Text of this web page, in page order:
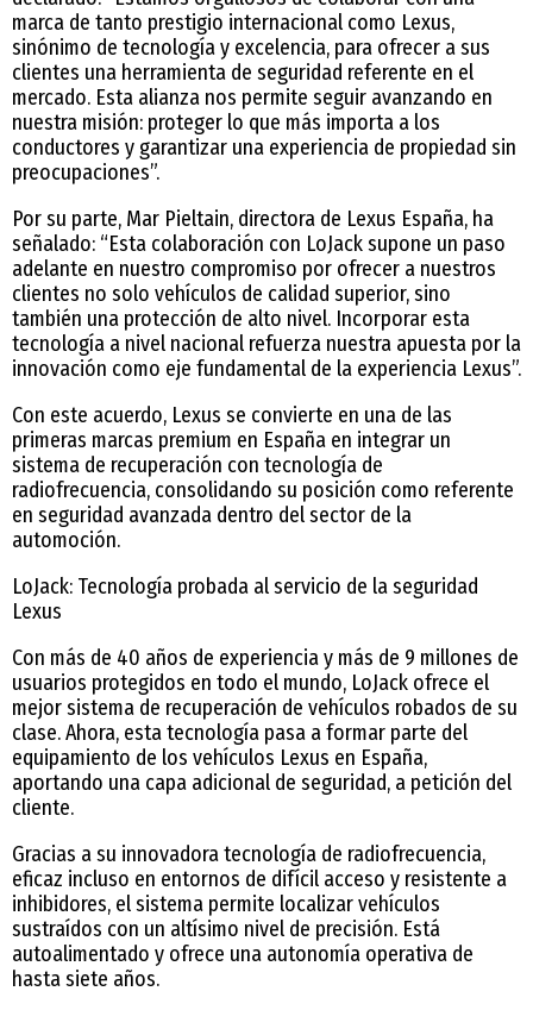
marca de tanto prestigio internacional como Lexus,
sinónimo de tecnología y excelencia, para ofrecer a sus
clientes una herramienta de seguridad referente en el
mercado. Esta alianza nos permite seguir avanzando en
nuestra misión: proteger lo que más importa a los
conductores y garantizar una experiencia de propiedad sin
preocupaciones”.
Por su parte, Mar Pieltain, directora de Lexus España, ha
señalado: “Esta colaboración con LoJack supone un paso
adelante en nuestro compromiso por ofrecer a nuestros
clientes no solo vehículos de calidad superior, sino
también una protección de alto nivel. Incorporar esta
tecnología a nivel nacional refuerza nuestra apuesta por la
innovación como eje fundamental de la experiencia Lexus”.
Con este acuerdo, Lexus se convierte en una de las
primeras marcas premium en España en integrar un
sistema de recuperación con tecnología de
radiofrecuencia, consolidando su posición como referente
en seguridad avanzada dentro del sector de la
automoción.
LoJack: Tecnología probada al servicio de la seguridad
Lexus
Con más de 40 años de experiencia y más de 9 millones de
usuarios protegidos en todo el mundo, LoJack ofrece el
mejor sistema de recuperación de vehículos robados de su
clase. Ahora, esta tecnología pasa a formar parte del
equipamiento de los vehículos Lexus en España,
aportando una capa adicional de seguridad, a petición del
cliente.
Gracias a su innovadora tecnología de radiofrecuencia­­­,
eficaz incluso en entornos de difícil acceso y resistente a
inhibidores, el sistema permite localizar vehículos
sustraídos con un altísimo nivel de precisión. Está
autoalimentado y ofrece una autonomía operativa de
hasta siete años.